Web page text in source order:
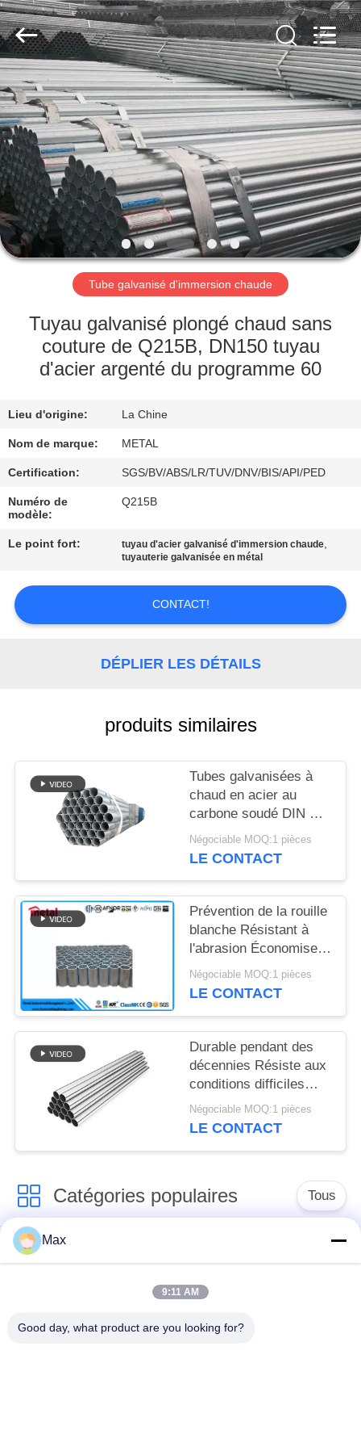
MAISON
PRODUITS
AU
SUJET
DE
NOUS
VISITE
D'USINE
DE
QUALITÉ
CONTACTEZ-
NOUS
NOUVELLES
SITE
PRIVACY
POLICY
TOBO
STEEL
GROUP
CHINA.
All
Rights
Reserved.
Tube galvanisé d'immersion chaude
Tuyau galvanisé plongé chaud sans
couture de Q215B, DN150 tuyau
d'acier argenté du programme 60
Lieu d'origine: La Chine
Nom de marque: METAL
Certification: SGS/BV/ABS/LR/TUV/DNV/BIS/API/PED
Numéro de
modèle:
Q215B
Le point fort: tuyau d'acier galvanisé d'immersion chaude,
tuyauterie galvanisée en métal
CONTACT!
DÉPLIER LES DÉTAILS
produits similaires
Tubes galvanisées à
chaud en acier au
carbone soudé DIN EN
10240
Négociable MOQ:1 pièces
LE CONTACT
Prévention de la rouille
blanche Résistant à
l'abrasion Économise
de l'argent
Échafaudage Prêt Zinc
Négociable MOQ:1 pièces
LE CONTACT
Durable pendant des
décennies Résiste aux
conditions difficiles
Faible entretien Faible
entretien Zinc de haute
Négociable MOQ:1 pièces
LE CONTACT
Catégories populaires Tous
Tuyau d'alliage de
inoxydable duplex
superbe
tuyau d'acier
Max
9:11 AM
Good day, what product are you looking for?